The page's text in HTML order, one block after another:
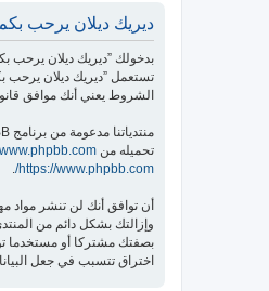
ديريك ديلان يرحب
تستعمل ”ديريك ديلان يرحب
الشروط يعني أنك موافق
منتدياتنا مدعومة من برنامج phpBB (ويشار إليه بهم أو ”برنامج phpBB“ أو “www.phpbb.com” أو ”phpBB Limited“ أو ”phpBB Teams“) وهو برنامج منتديات مرخص تحت “
تحميله من www.phpbb.com
https://www.phpbb.com/
أن توافق أنك لن تنشر مواد
وإزالتك بشكل دائم من
اختراق تتسبب في جعل